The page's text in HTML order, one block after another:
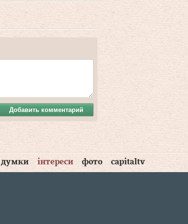
Добавить комментарий
думки інтереси фото capitaltv